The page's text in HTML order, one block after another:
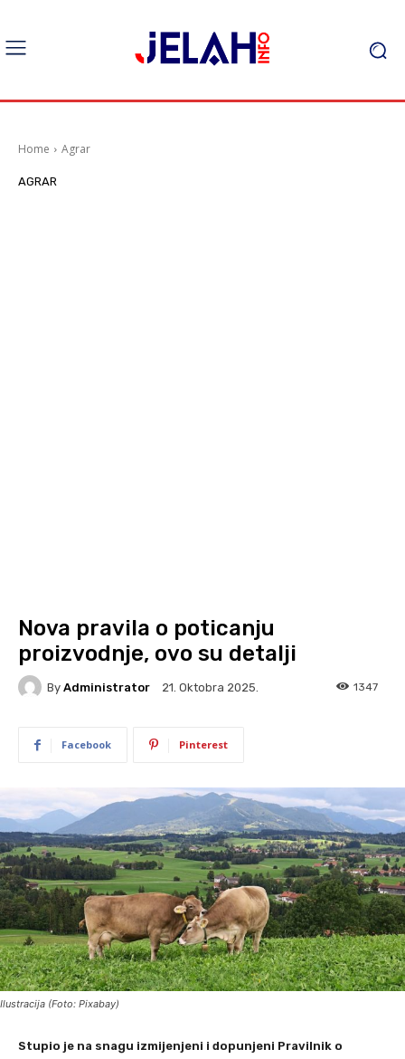
Home Agrar
AGRAR
Nova pravila o poticanju
proizvodnje, ovo su detalji
By Administrator 21. Oktobra 2025. 1347
Facebook Pinterest
Ilustracija (Foto: Pixabay)
Stupio je na snagu izmijenjeni i dopunjeni Pravilnik o